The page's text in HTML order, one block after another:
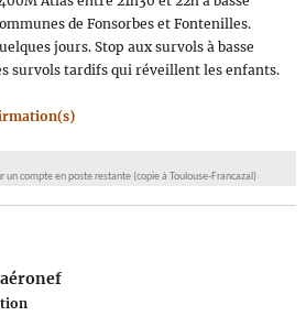
de Fonsorbes et Fontenilles.
jours. Stop aux survols à basse
survols tardifs qui réveillent les enfants.
un compte en poste restante (copie à Toulouse-Francazal)